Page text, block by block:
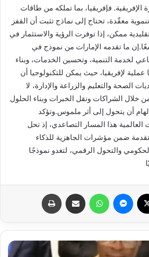
فإفريقيا، بما تملكه من طاقات
معقّدة، تحتاج إلى نماذج تثبت أن القفز
ممكن، إذا توفرت الرؤية والاستثمار في
معًا.إن ما تقدمه الإمارات من نموذج في
لخدمة التنمية، وتحسين الخدمات، وبناء
لإفريقيا، حيث يمكن للتكنولوجيا أن
الصحة والتعليم والزراعة والإدارة، لا
خلال الشراكات ونقل الخبرات وبناء الحلول
أن يتحول إلى أثر ملموس.وتؤكد
هذا المسار التصاعدي، إذ تحل
ضمن مؤشرات الجاهزية للذكاء
والتحول الرقمي، لتغدو نموذجًا
ماسنجر واتساب مشاركة عبر البريد